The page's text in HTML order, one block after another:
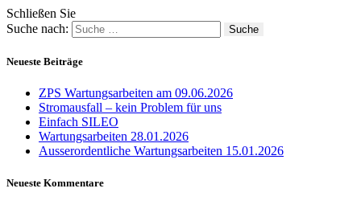
Schließen Sie
Suche nach:
Neueste Beiträge
ZPS Wartungsarbeiten am 09.06.2026
Stromausfall – kein Problem für uns
Einfach SILEO
Wartungsarbeiten 28.01.2026
Ausserordentliche Wartungsarbeiten 15.01.2026
Neueste Kommentare